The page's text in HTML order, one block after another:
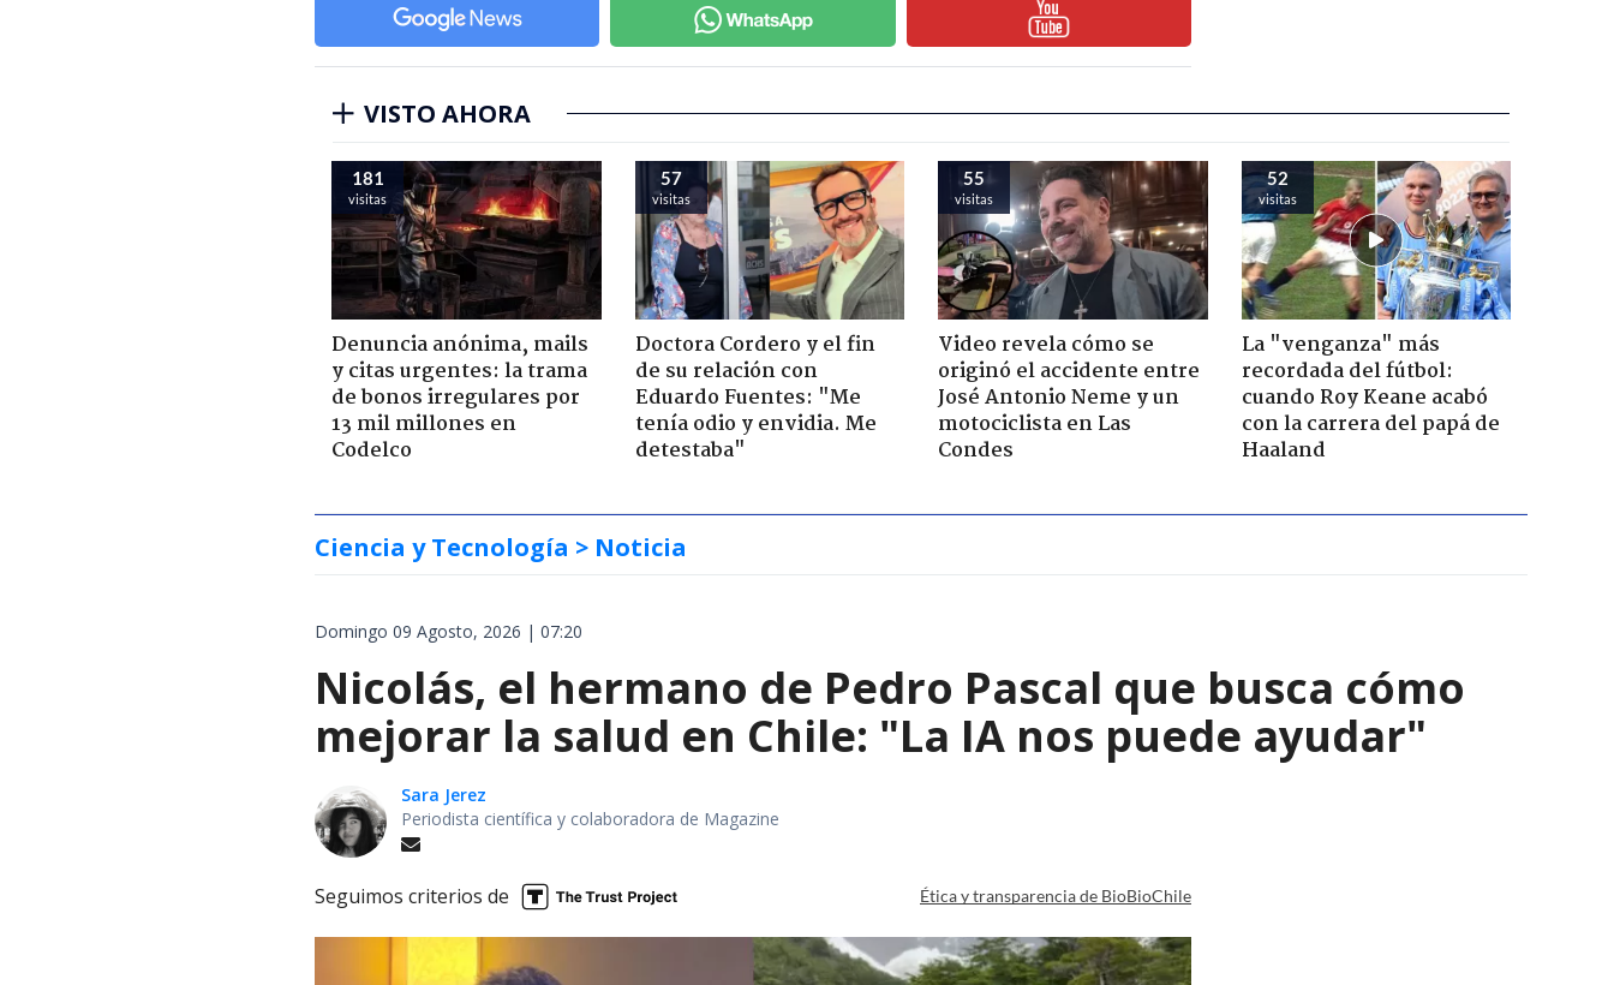
VISTO AHORA
181
visitas
Denuncia anónima, mails
y citas urgentes: la trama
de bonos irregulares por
13 mil millones en
Codelco
57
visitas
Doctora Cordero y el fin
de su relación con
Eduardo Fuentes: "Me
tenía odio y envidia. Me
detestaba"
55
visitas
Video revela cómo se
originó el accidente entre
José Antonio Neme y un
motociclista en Las
Condes
52
visitas
La "venganza" más
recordada del fútbol:
cuando Roy Keane acabó
con la carrera del papá de
Haaland
Ciencia y Tecnología > Noticia
Domingo 09 Agosto, 2026 | 07:20
Nicolás, el hermano de Pedro Pascal que busca cómo
mejorar la salud en Chile: "La IA nos puede ayudar"
Sara Jerez
Periodista científica y colaboradora de Magazine
Seguimos criterios de Ética y transparencia de BioBioChile